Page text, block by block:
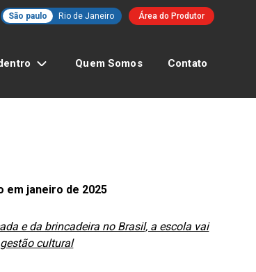
São paulo Rio de Janeiro Área do Produtor
Quem Somos Contato
em janeiro de 2025
e da brincadeira no Brasil, a escola vai
cultural